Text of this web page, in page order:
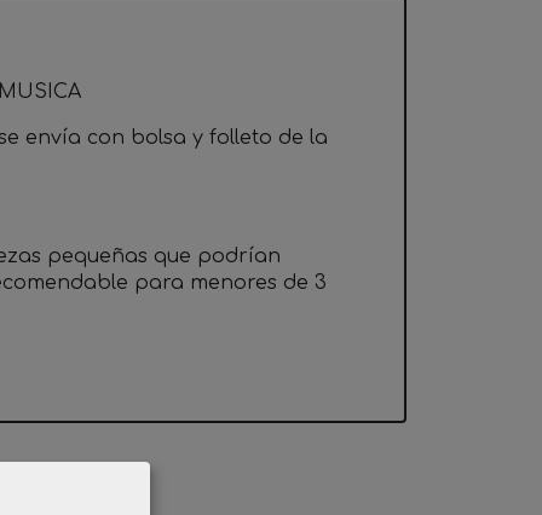
envía con bolsa y folleto de la
pequeñas que podrían
para menores de 3